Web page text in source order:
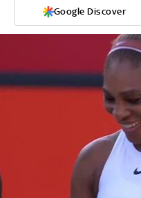
Google Discover